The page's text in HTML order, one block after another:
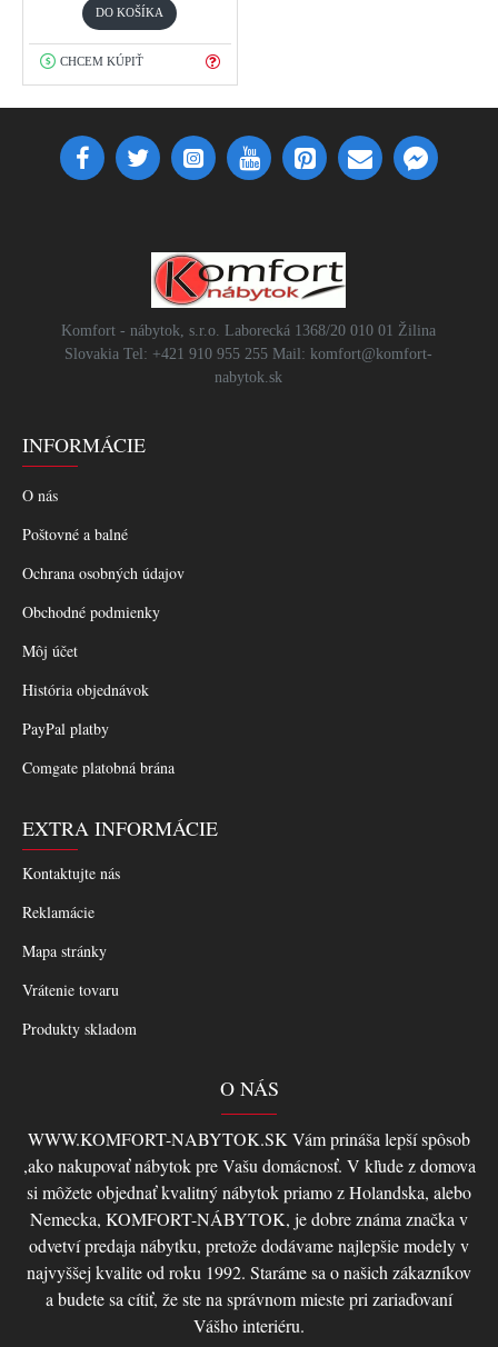
DO KOŠÍKA
CHCEM KÚPIŤ
Komfort - nábytok, s.r.o. Laborecká 1368/20 010 01 Žilina
Slovakia Tel: +421 910 955 255 Mail: komfort@komfort-
nabytok.sk
INFORMÁCIE
O nás
Poštovné a balné
Ochrana osobných údajov
Obchodné podmienky
Môj účet
História objednávok
PayPal platby
Comgate platobná brána
EXTRA INFORMÁCIE
Kontaktujte nás
Reklamácie
Mapa stránky
Vrátenie tovaru
Produkty skladom
O NÁS
WWW.KOMFORT-NABYTOK.SK Vám prináša lepší spôsob
,ako nakupovať nábytok pre Vašu domácnosť. V kľude z domova
si môžete objednať kvalitný nábytok priamo z Holandska, alebo
Nemecka, KOMFORT-NÁBYTOK, je dobre známa značka v
odvetví predaja nábytku, pretože dodávame najlepšie modely v
najvyššej kvalite od roku 1992. Staráme sa o našich zákazníkov
a budete sa cítiť, že ste na správnom mieste pri zariaďovaní
Vášho interiéru.